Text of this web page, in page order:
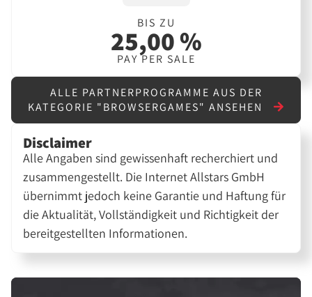
BIS ZU
25,00 %
PAY PER SALE
ALLE PARTNERPROGRAMME AUS DER
KATEGORIE "BROWSERGAMES" ANSEHEN
Disclaimer
Alle Angaben sind gewissenhaft recherchiert und
zusammengestellt. Die Internet Allstars GmbH
übernimmt jedoch keine Garantie und Haftung für
die Aktualität, Vollständigkeit und Richtigkeit der
bereitgestellten Informationen.